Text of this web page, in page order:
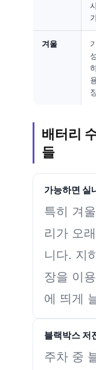
겨울
배터리
들
가능하면 실
특히 겨
리가 오
니다. 지
장을 이
에 띄게
블랙박스 저
주차 중